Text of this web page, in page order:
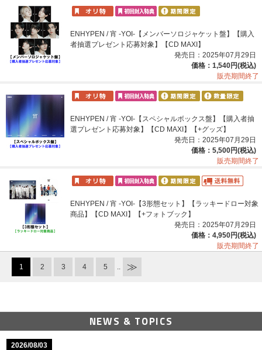
ENHYPEN / 宵 -YOI-【メンバーソロジャケット盤】【購入
者抽選プレゼント応募対象】【CD MAXI】
発売日：2025年07月29日
価格：1,540円(税込)
販売期間終了
ENHYPEN / 宵 -YOI-【スペシャルボックス盤】【購入者抽
選プレゼント応募対象】【CD MAXI】【+グッズ】
発売日：2025年07月29日
価格：5,500円(税込)
販売期間終了
ENHYPEN / 宵 -YOI-【3形態セット】【ラッキードロー対象
商品】【CD MAXI】【+フォトブック】
発売日：2025年07月29日
価格：4,950円(税込)
販売期間終了
1 2 3 4 5 ..
NEWS & TOPICS
2026/08/03